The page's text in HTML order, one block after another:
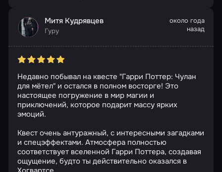
Митя Кудрявцев
Гуру
около года
назад
Недавно побывал на квесте "Гарри Поттер: Чулан
для мётел" и остался в полном восторге! Это
настоящее погружение в мир магии и
приключений, которое подарит массу ярких
эмоций.
Квест очень антуражный, с интересными загадками
и спецэффектами. Атмосфера полностью
соответствует вселенной Гарри Поттера, создавая
ощущение, будто ты действительно оказался в